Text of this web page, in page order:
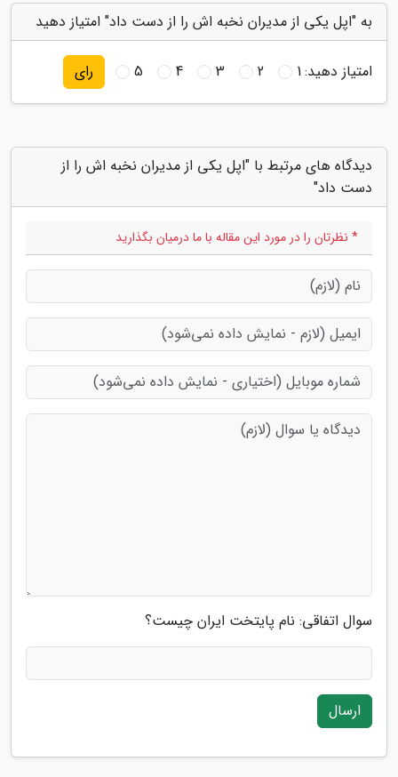
به "اپل یکی از مدیران نخبه اش را از دست داد" امتیاز دهید
امتیاز دهید:1
2
3
4
5 رای
دیدگاه های مرتبط با "اپل یکی از مدیران نخبه اش را از
دست داد"
* نظرتان را در مورد این مقاله با ما درمیان بگذارید
سوال اتفاقی: نام پایتخت ایران چیست؟
ارسال